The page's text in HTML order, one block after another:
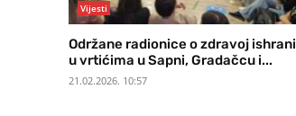
Vijesti
Održane radionice o zdravoj ishrani
u vrtićima u Sapni, Gradačcu i...
21.02.2026. 10:57